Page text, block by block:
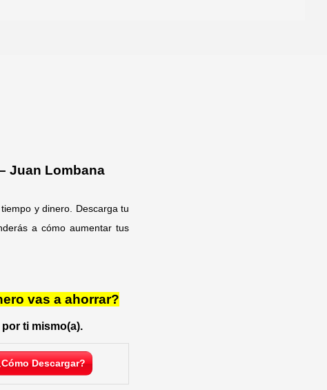
Juan Lombana
y dinero. Descarga tu
a cómo aumentar tus
vas a ahorrar?
ti mismo(a).
Descargar?